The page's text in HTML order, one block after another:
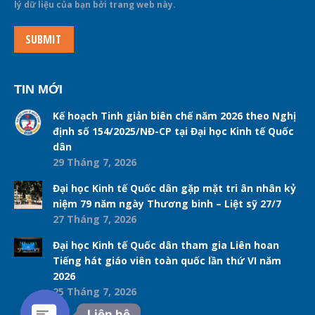
lý dữ liệu của bạn bởi trang web này.
SUBMIT
TIN MỚI
Kế hoạch Tinh giản biên chế năm 2026 theo Nghị
định số 154/2025/NĐ-CP tại Đại học Kinh tế Quốc
dân
29 Tháng 7, 2026
Đại học Kinh tế Quốc dân gặp mặt tri ân nhân kỷ
niệm 79 năm ngày Thương binh – Liệt sỹ 27/7
27 Tháng 7, 2026
Đại học Kinh tế Quốc dân tham gia Liên hoan
Tiếng hát giáo viên toàn quốc lần thứ VI năm
2026
25 Tháng 7, 2026